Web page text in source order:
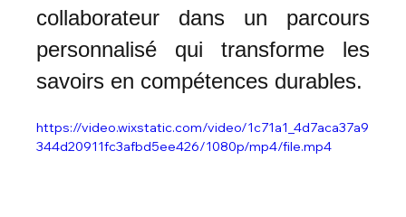
collaborateur dans un parcours
personnalisé qui transforme les
savoirs en compétences durables.
https://video.wixstatic.com/video/1c71a1_4d7aca37a9
344d20911fc3afbd5ee426/1080p/mp4/file.mp4